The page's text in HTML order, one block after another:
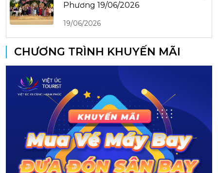
Phương 19/06/2026
19/06/2026
CHƯƠNG TRÌNH KHUYẾN MÃI